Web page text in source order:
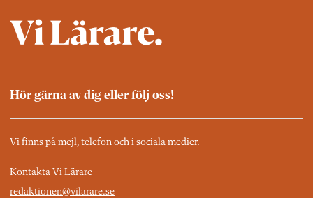
Hör gärna av dig eller följ oss!
Vi finns på mejl, telefon och i sociala medier.
Kontakta Vi Lärare
redaktionen@vilarare.se